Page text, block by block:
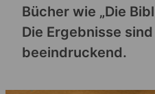
Bücher wie „Die
Die Ergebnisse
beeindruckend.